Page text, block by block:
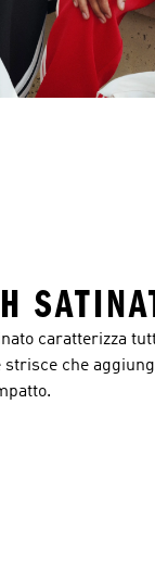
caratterizza
strisce che